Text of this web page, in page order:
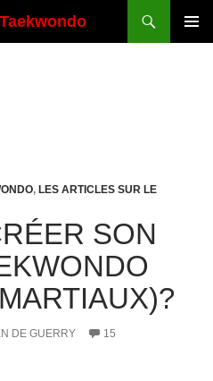
, LES ARTICLES SUR LE
SON
DE GUERRY
15